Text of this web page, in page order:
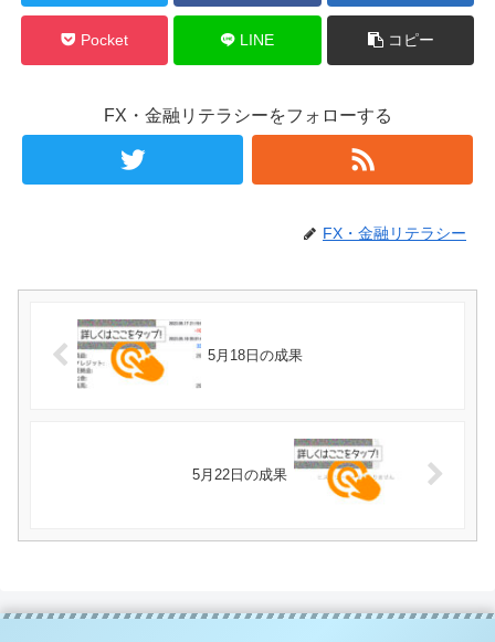
Pocket LINE コピー
FX・金融リテラシーをフォローする
FX・金融リテラシー
5月18日の成果
5月22日の成果